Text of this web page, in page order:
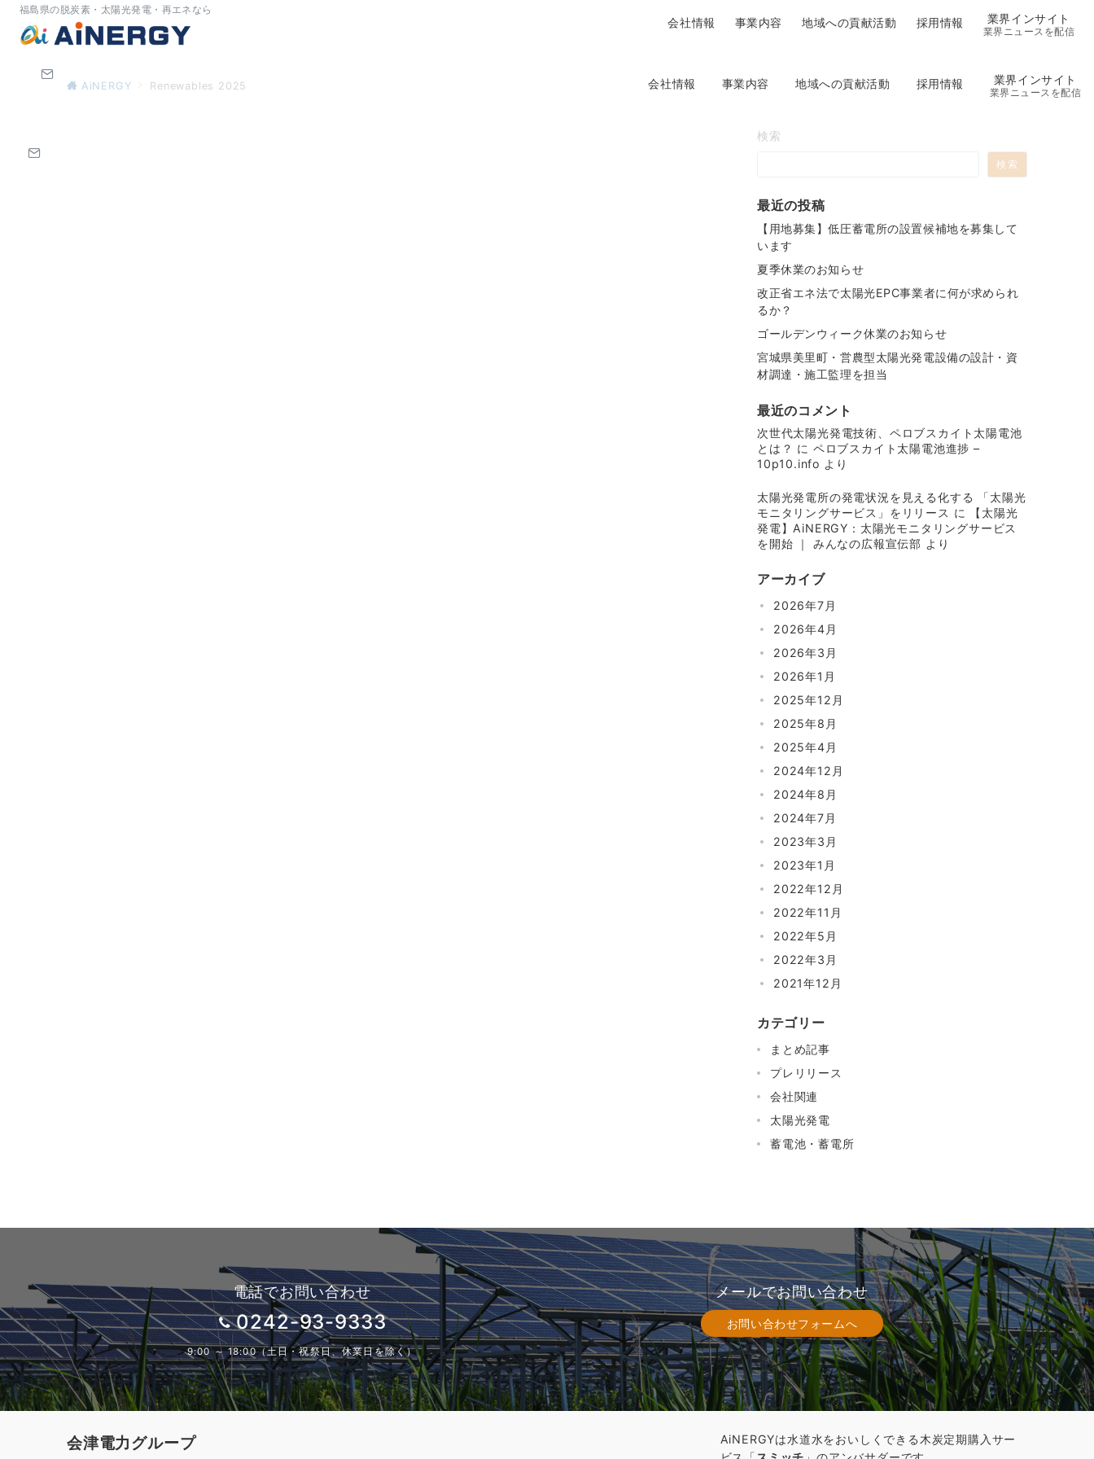
福島県の脱炭素・太陽光発電・再エネなら
会社情報 事業内容 地域への貢献活動 採用情報 業界インサイト
業界ニュースを配信
会社情報 事業内容 地域への貢献活動 採用情報 業界インサイト
業界ニュースを配信
AiNERGY Renewables 2025
検索
検索
最近の投稿
【用地募集】低圧蓄電所の設置候補地を募集して
います
夏季休業のお知らせ
改正省エネ法で太陽光EPC事業者に何が求められ
るか？
ゴールデンウィーク休業のお知らせ
宮城県美里町・営農型太陽光発電設備の設計・資
材調達・施工監理を担当
最近のコメント
次世代太陽光発電技術、ペロブスカイト太陽電池
とは？ に ペロブスカイト太陽電池進捗 –
10p10.info より
太陽光発電所の発電状況を見える化する 「太陽光
モニタリングサービス」をリリース に
【太陽光
発電】AiNERGY：太陽光モニタリングサービス
を開始 ｜ みんなの広報宣伝部 より
アーカイブ
2026年7月
2026年4月
2026年3月
2026年1月
2025年12月
2025年8月
2025年4月
2024年12月
2024年8月
2024年7月
2023年3月
2023年1月
2022年12月
2022年11月
2022年5月
2022年3月
2021年12月
カテゴリー
まとめ記事
プレリリース
会社関連
太陽光発電
蓄電池・蓄電所
電話でお問い合わせ
0242-93-9333
9:00 ～ 18:00（土日・祝祭日、休業日を除く）
メールでお問い合わせ
お問い合わせフォームへ
会津電力グループ
AiNERGYは水道水をおいしくできる木炭定期購入サー